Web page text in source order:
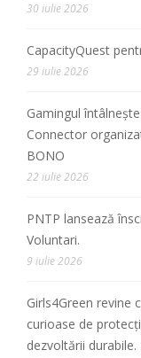
30 iulie 2026
CapacityQuest
29 iulie 2026
Gamingul
Connector
BONO
22 iulie 2026
PNTP lansează
Voluntari.
9 iulie 2026
Girls4Green revine
curioase de
dezvoltării durabile.